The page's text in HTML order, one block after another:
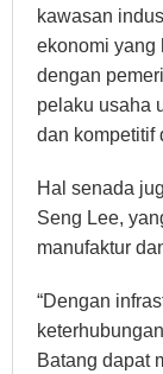
kawasan
ekonomi yang
dengan
pelaku usaha
dan kompetitif
Hal senada
Seng Lee,
manufaktur
“Dengan
Batang dapat